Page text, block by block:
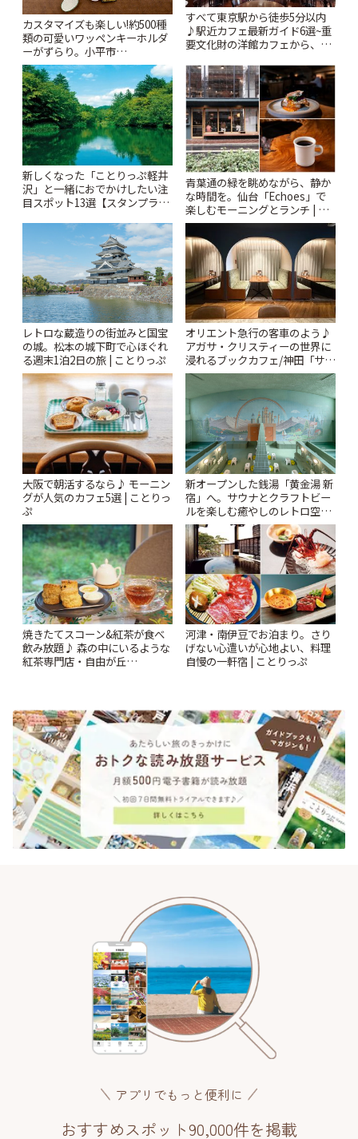
カスタマイズも楽しい!約500種
類の可愛いワッペンキーホルダ
ーがずらり。小平市
「Kimamaya T&K」 | ことりっ
ぷ
すべて東京駅から徒歩5分以内
♪駅近カフェ最新ガイド6選~重
要文化財の洋館カフェから、改
りっぷ
新しくなった「ことりっぷ軽井
沢」と一緒におでかけしたい注
目スポット13選【スタンプラリ
青葉通の緑を眺めながら、静か
な時間を。仙台「Echoes」で
楽しむモーニングとランチ | こ
とりっぷ
レトロな蔵造りの街並みと国宝
の城。松本の城下町で心ほぐれ
る週末1泊2日の旅 | ことりっぷ
オリエント急行の客車のよう♪
アガサ・クリスティーの世界に
浸れるブックカフェ/神田「サロ
ンクリスティ」 | ことりっぷ
大阪で朝活するなら♪ モーニン
グが人気のカフェ5選 | ことりっ
ぷ
新オープンした銭湯「黄金湯 新
宿」へ。サウナとクラフトビー
ルを楽しむ癒やしのレトロ空間
| ことりっぷ
焼きたてスコーン&紅茶が食べ
飲み放題♪ 森の中にいるような
紅茶専門店・自由が丘
河津・南伊豆でお泊まり。さり
げない心遣いが心地よい、料理
自慢の一軒宿 | ことりっぷ
アプリでもっと便利に
おすすめスポット90,000件を掲載